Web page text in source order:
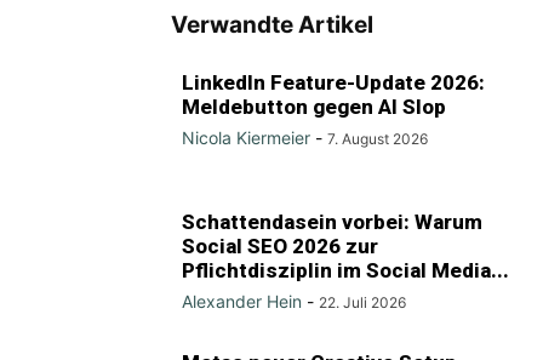
Verwandte Artikel
LinkedIn Feature-Update 2026:
Meldebutton gegen AI Slop
Nicola Kiermeier - 7. August 2026
Schattendasein vorbei: Warum
Social SEO 2026 zur
Pflichtdisziplin im Social Media...
Alexander Hein - 22. Juli 2026